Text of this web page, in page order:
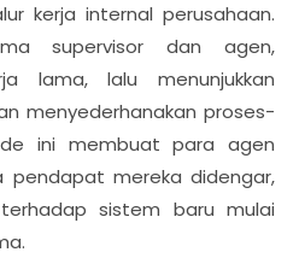
kerja internal perusahaan.
supervisor dan agen,
lama, lalu menunjukkan
menyederhanakan proses-
ini membuat para agen
pendapat mereka didengar,
sistem baru mulai